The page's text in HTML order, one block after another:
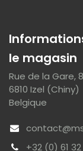
le magasin
Rue de la Gare,
6810 Izel (Chiny)
Belgique
+32 (0) 61 32